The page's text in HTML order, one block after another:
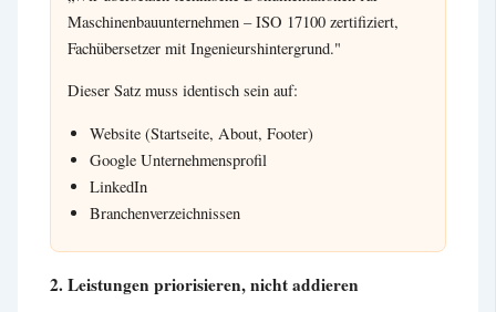
Maschinenbauunternehmen – ISO 17100 zertifiziert,
Fachübersetzer mit Ingenieurshintergrund."
Dieser Satz muss identisch sein auf:
Website (Startseite, About, Footer)
Google Unternehmensprofil
LinkedIn
Branchenverzeichnissen
2. Leistungen priorisieren, nicht addieren